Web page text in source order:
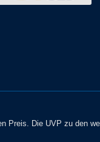
Preis. Die UVP zu den